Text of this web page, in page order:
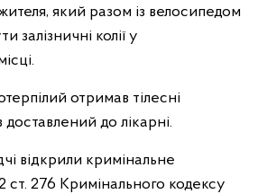
який разом із велосипедом
залізничні колії у
отримав тілесні
до лікарні.
відкрили кримінальне
ст. 276 Кримінального кодексу